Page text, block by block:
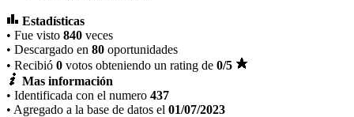
Estadísticas
• Fue visto 840 veces
• Descargado en 80 oportunidades
• Recibió 0 votos obteniendo un rating de 0/5
Mas información
• Identificada con el numero 437
• Agregado a la base de datos el 01/07/2023